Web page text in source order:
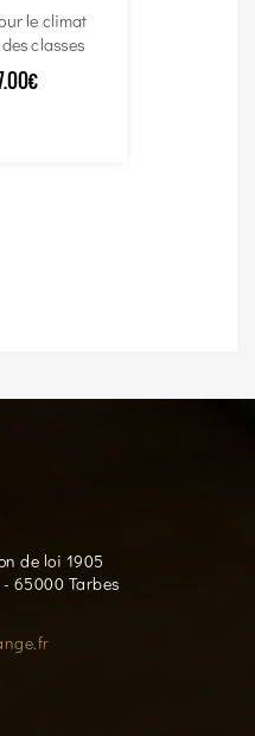
le climat
classes
de loi 1905
65000 Tarbes